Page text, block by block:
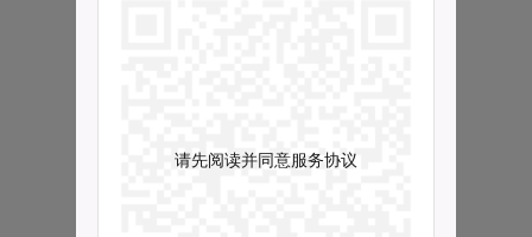
请先阅读并同意服务协议